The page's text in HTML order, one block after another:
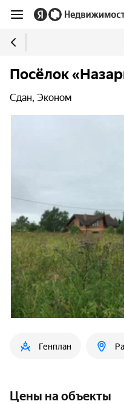
Посёлок
Сдан, Эконом
Генплан
Цены на объекты